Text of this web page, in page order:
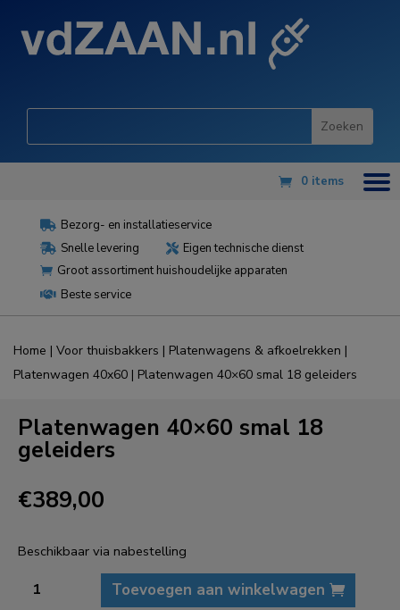
0 items
 Bezorg- en installatieservice
 Snelle levering  Eigen technische dienst
 Groot assortiment huishoudelijke apparaten
 Beste service
Home | Voor thuisbakkers | Platenwagens & afkoelrekken |
Platenwagen 40x60 | Platenwagen 40×60 smal 18 geleiders
Platenwagen 40×60 smal 18
geleiders
€389,00
Beschikbaar via nabestelling
Platenwagen
40x60
Toevoegen aan winkelwagen